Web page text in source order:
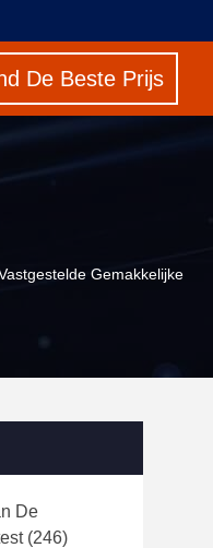
De Beste Prijs
Gemakkelijke
De
(246)